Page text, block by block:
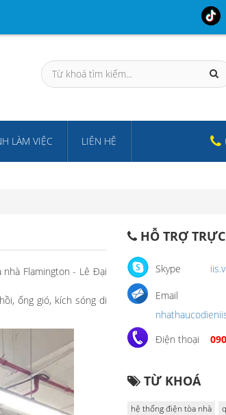
LÀM VIỆC LIÊN HỆ
Flamington - Lê Đại
ống gió, kích sóng di
HỖ TRỢ
Skype
Email
Điện thoại
TỪ KHOÁ
hệ thống điện tòa nhà